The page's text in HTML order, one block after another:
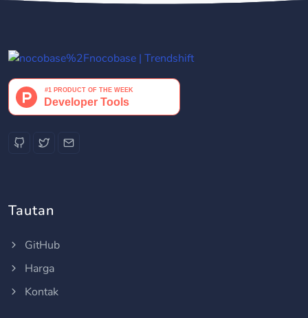
Tautan
GitHub
Harga
Kontak